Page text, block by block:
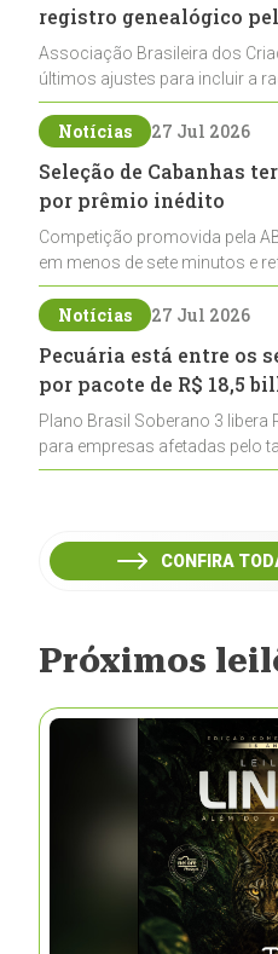
registro genealógico
Associação Brasileira dos
últimos ajustes para incluir a
de registros, abrindo caminho
pecuária nacional
Notícias 27 Jul 2026
Seleção de Cabanhas
por prêmio inédito
Competição promovida pela
em menos de sete minutos e
cabanhas na seleção
ao laço
Notícias 27 Jul 2026
Pecuária está entre os
por pacote de R$ 18,5
Plano Brasil Soberano 3 libera
para empresas afetadas pelo
inclui a pecuária entre os
CONFIRA
Próximos